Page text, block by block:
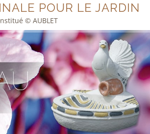
POUR LE JARDIN
© AUBLET
jardin et terrasse
en pierre reconstituée